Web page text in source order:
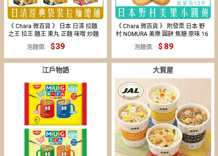
《 Chara 微百貨 》 日本 日清 拉麵
之王 拉王 麵王 東丸 正麵 味噌 炒麵
東洋 泡麵 元祖雞 出前一丁
泡麵價 29
39
《 Chara 微百貨 》 附發票 日本 野
村 NOMURA 美樂 圓餅 焦糖 原味 16
袋 家庭號 團購 批發
泡麵價 89
江戶物語 大賀屋